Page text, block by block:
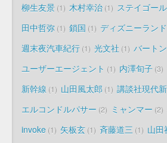
柳生友景 1 木村幸治 1 ステイゴー
田中哲弥 1 鎖国 1 ディズニーランド
週末夜汽車紀行 1 光文社 1 バートン
ユーザーエージェント 1 内澤旬子 3
新幹線 1 山田風太郎 1 講談社現代
エルコンドルパサー 2 ミャンマー 2
invoke 1 矢板玄 1 斉藤道三 1 山田